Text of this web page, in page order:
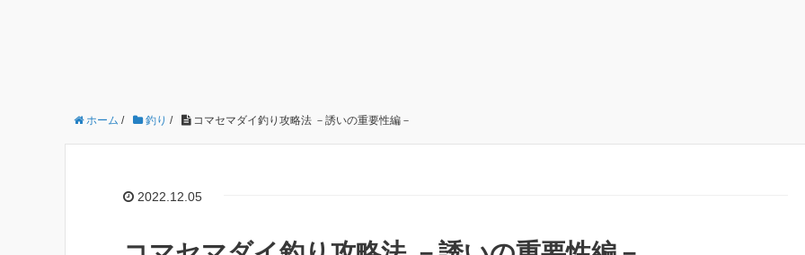
ホーム / 釣り / コマセマダイ釣り攻略法 －誘いの重要性編－
2022.12.05